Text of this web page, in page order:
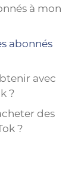
à mon
abonnés
avec
?
des
?